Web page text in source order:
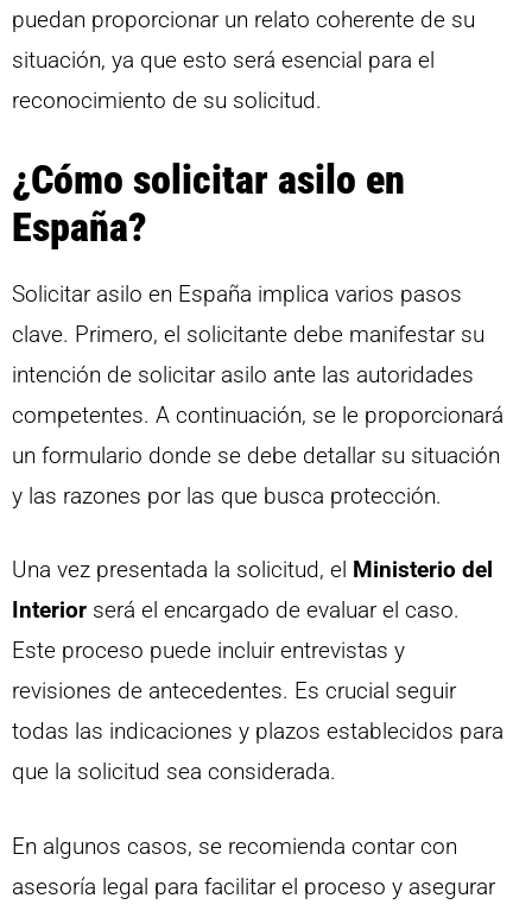
puedan proporcionar un relato coherente de su
situación, ya que esto será esencial para el
reconocimiento de su solicitud.
¿Cómo solicitar asilo en
España?
Solicitar asilo en España implica varios pasos
clave. Primero, el solicitante debe manifestar su
intención de solicitar asilo ante las autoridades
competentes. A continuación, se le proporcionará
un formulario donde se debe detallar su situación
y las razones por las que busca protección.
Una vez presentada la solicitud, el Ministerio del
Interior será el encargado de evaluar el caso.
Este proceso puede incluir entrevistas y
revisiones de antecedentes. Es crucial seguir
todas las indicaciones y plazos establecidos para
que la solicitud sea considerada.
En algunos casos, se recomienda contar con
asesoría legal para facilitar el proceso y asegurar